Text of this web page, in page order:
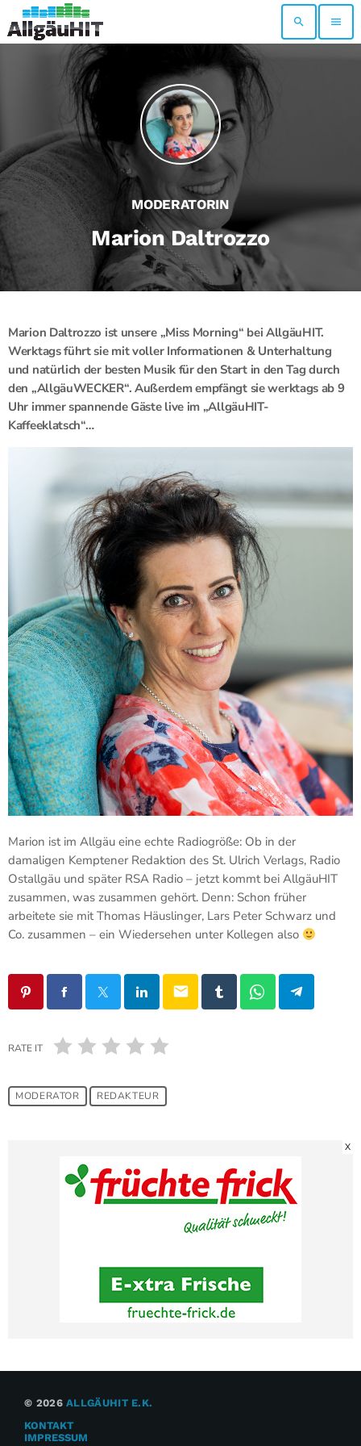
search menu
MODERATORIN
Marion Daltrozzo
Marion Daltrozzo ist unsere „Miss Morning“ bei AllgäuHIT.
Werktags führt sie mit voller Informationen & Unterhaltung
und natürlich der besten Musik für den Start in den Tag durch
den „AllgäuWECKER“. Außerdem empfängt sie werktags ab 9
Uhr immer spannende Gäste live im „AllgäuHIT-
Kaffeeklatsch“…
Marion ist im Allgäu eine echte Radiogröße: Ob in der
damaligen Kemptener Redaktion des St. Ulrich Verlags, Radio
Ostallgäu und später RSA Radio – jetzt kommt bei AllgäuHIT
zusammen, was zusammen gehört. Denn: Schon früher
arbeitete sie mit Thomas Häuslinger, Lars Peter Schwarz und
Co. zusammen – ein Wiedersehen unter Kollegen also
email
RATE IT
MODERATOR REDAKTEUR
X
© 2026ALLGÄUHIT E.K.
KONTAKT
IMPRESSUM